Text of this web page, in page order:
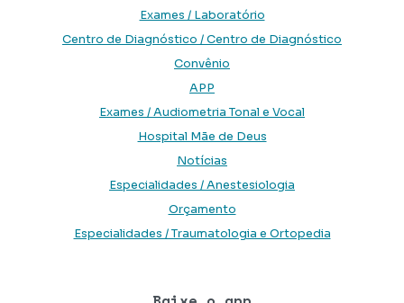
Exames / Laboratório
Centro de Diagnóstico / Centro de Diagnóstico
Convênio
APP
Exames / Audiometria Tonal e Vocal
Hospital Mãe de Deus
Notícias
Especialidades / Anestesiologia
Orçamento
Especialidades / Traumatologia e Ortopedia